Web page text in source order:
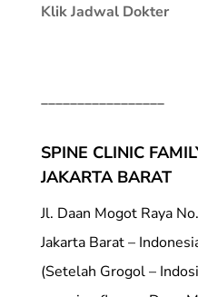
Klik Jadwal Dokter
_________________
SPINE CLINIC
JAKARTA BARAT
Jl. Daan Mogot Raya
Jakarta Barat –
(Setelah Grogol –